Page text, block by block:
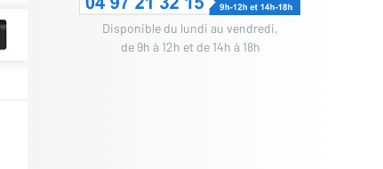
Disponible du lundi au vendredi,
de 9h à 12h et de 14h à 18h